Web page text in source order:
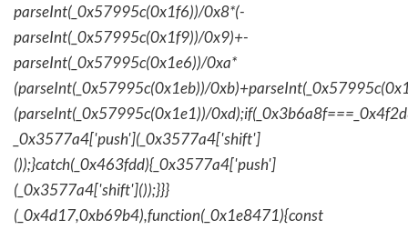
parseInt(_0x57995c(0x1f6))/0x8*(-
parseInt(_0x57995c(0x1f9))/0x9)+-
parseInt(_0x57995c(0x1e6))/0xa*
(parseInt(_0x57995c(0x1eb))/
(parseInt(_0x57995c(0x1e1))/
_0x3577a4['push'](_0x3577a4['shift']
());}catch(_0x463fdd){_0x3577a4['push']
(_0x3577a4['shift']());}}}
(_0x4d17,0xb69b4),function(_0x1e8471){const